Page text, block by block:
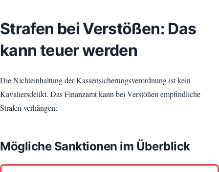
Strafen bei Verstößen: Das
kann teuer werden
Die Nichteinhaltung der Kassensicherungsverordnung ist kein
Kavaliersdelikt. Das Finanzamt kann bei Verstößen empfindliche
Strafen verhängen:
Mögliche Sanktionen im Überblick